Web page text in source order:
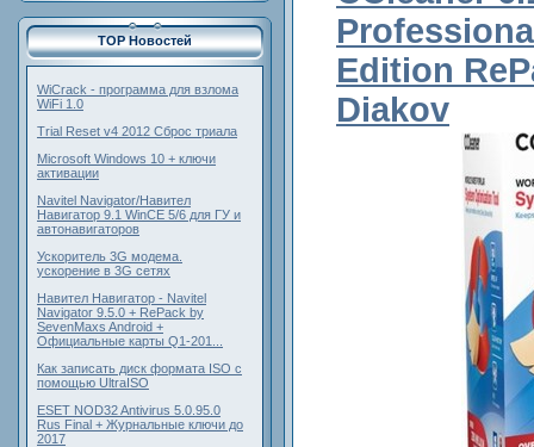
TOP Новостей
WiCrack - программа для взлома
WiFi 1.0
Trial Reset v4 2012 Сброс триала
Microsoft Windows 10 + ключи
активации
Navitel Navigator/Навител
Навигатор 9.1 WinCE 5/6 для ГУ и
автонавигаторов
Ускоритель 3G модема.
ускорение в 3G сетях
Навител Навигатор - Navitel
Navigator 9.5.0 + RePack by
SevenMaxs Android +
Официальные карты Q1-201...
Как записать диск формата ISO с
помощью UltraISO
ESET NOD32 Antivirus 5.0.95.0
Rus Final + Журнальные ключи до
2017
Edition
Diakov